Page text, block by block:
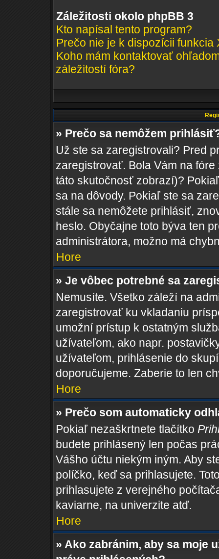
Záležitosti okolo phpBB 3
Kto napísal tento program?
Prečo nie je k dispozícii funkcia
Koho mám kontaktovať
záležitostí fóra?
» Prečo sa nemôžem
Už ste sa zaregistrovali? Pred
zaregistrovať. Bola Vám na
táto skutočnosť zobrazí)?
sa na dôvody. Pokiaľ ste sa
stále sa nemôžete prihlásiť,
heslo. Obyčajne toto býva ten
administrátora, možno má
Hore
» Je vôbec potrebné sa
Nemusíte. Všetko záleží na
zaregistrovať ku vkladaniu
umožní prístup k ostatným
užívateľom, ako napr.
užívateľom, prihlásenie do
doporučujeme. Zaberie to len
Hore
» Prečo som automaticky
Pokiaľ nezaškrtnete tlačítko
budete prihlásený len počas
Vášho účtu niekým iným. Aby
políčko, keď sa prihlasujete.
prihlasujete z verejného
kaviarne, na univerzite atď.
Hore
» Ako zabránim, aby sa moje